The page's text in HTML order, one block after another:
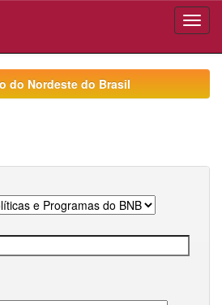
do Nordeste do Brasil